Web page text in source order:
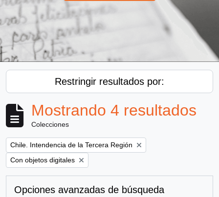
Restringir resultados por:
Mostrando 4 resultados
Colecciones
Remove filter:
Chile. Intendencia de la Tercera Región
Remove filter:
Con objetos digitales
Opciones avanzadas de búsqueda